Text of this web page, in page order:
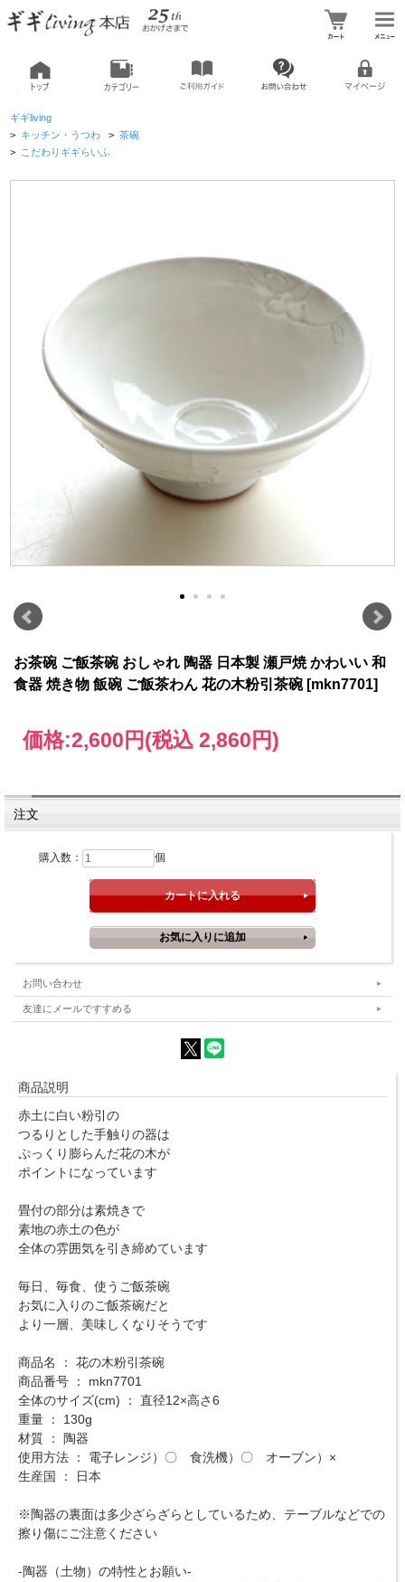
ギギliving
> キッチン・うつわ > 茶碗
> こだわりギギらいふ
お茶碗 ご飯茶碗 おしゃれ 陶器 日本製 瀬戸焼 かわいい 和
食器 焼き物 飯碗 ご飯茶わん 花の木粉引茶碗 [mkn7701]
価格:2,600円(税込 2,860円)
注文
購入数： 個
お問い合わせ
友達にメールですすめる
商品説明
赤土に白い粉引の
つるりとした手触りの器は
ぷっくり膨らんだ花の木が
ポイントになっています
畳付の部分は素焼きで
素地の赤土の色が
全体の雰囲気を引き締めています
毎日、毎食、使うご飯茶碗
お気に入りのご飯茶碗だと
より一層、美味しくなりそうです
商品名 ： 花の木粉引茶碗
商品番号 ： mkn7701
全体のサイズ(cm) ： 直径12×高さ6
重量 ： 130g
材質 ： 陶器
使用方法 ： 電子レンジ）〇 食洗機）〇 オーブン）×
生産国 ： 日本
※陶器の裏面は多少ざらざらとしているため、テーブルなどでの
擦り傷にご注意ください
-陶器（土物）の特性とお願い-